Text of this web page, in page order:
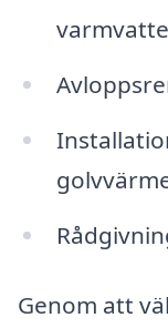
Genom att